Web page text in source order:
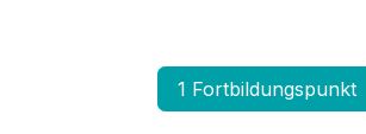
1 Fortbildungspunkt